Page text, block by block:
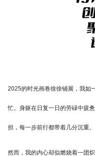
2025的时光画卷徐徐铺展，我如
忙。身躯在日复一日的劳碌中疲
担，每一步前行都带着几分沉重。
然而，我的内心却似燃烧着一团